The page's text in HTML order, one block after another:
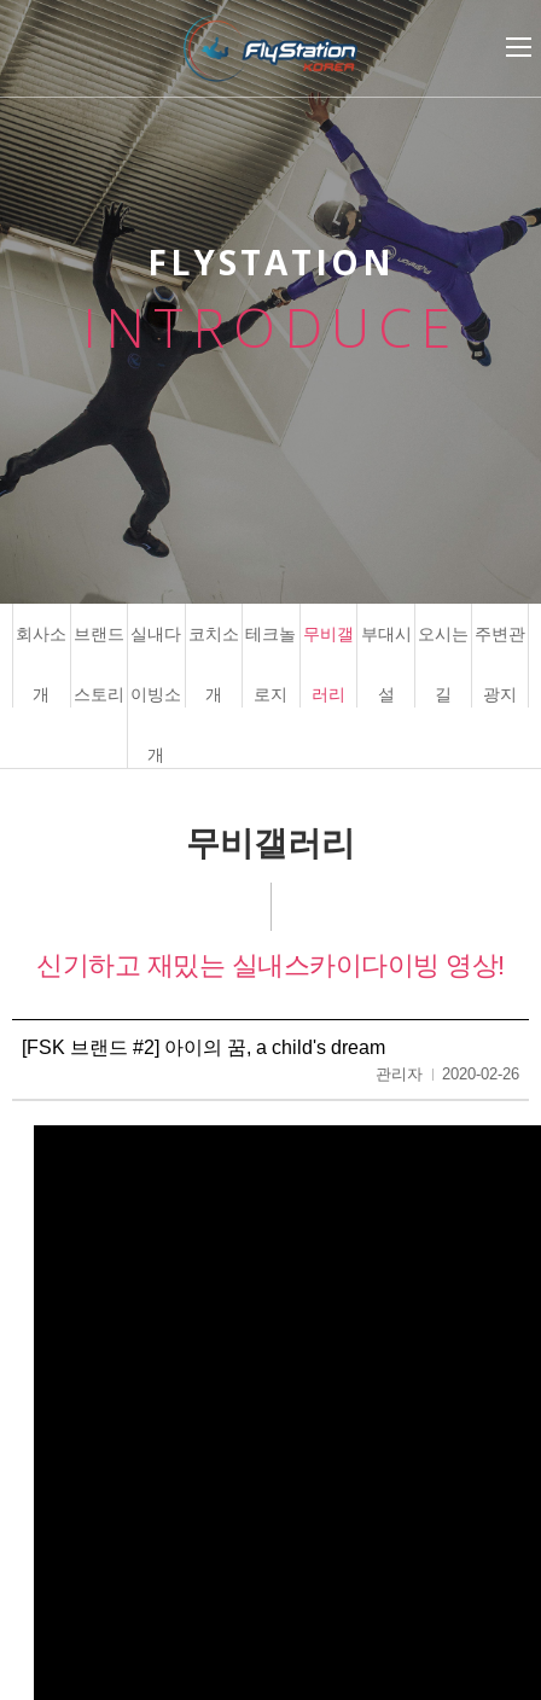
FLYSTATION
INTRODUCE
회사소
개
브랜드
스토리
실내다
이빙소
개
코치소
개
테크놀
로지
무비갤
러리
부대시
설
오시는
길
주변관
광지
무비갤러리
신기하고 재밌는 실내스카이다이빙 영상!
[FSK 브랜드 #2] 아이의 꿈, a child's dream
관리자 2020-02-26